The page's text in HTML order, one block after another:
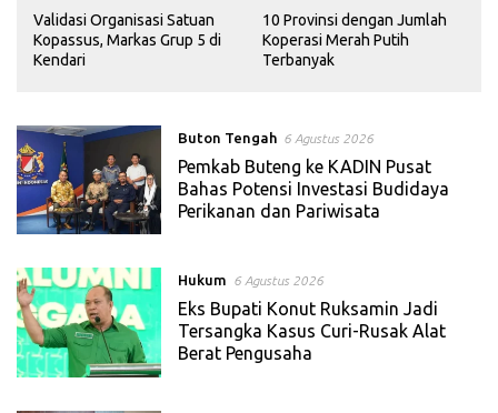
Validasi Organisasi Satuan
Kopassus, Markas Grup 5 di
Kendari
10 Provinsi dengan Jumlah
Koperasi Merah Putih
Terbanyak
Buton Tengah 6 Agustus 2026
Pemkab Buteng ke KADIN Pusat
Bahas Potensi Investasi Budidaya
Perikanan dan Pariwisata
Hukum 6 Agustus 2026
Eks Bupati Konut Ruksamin Jadi
Tersangka Kasus Curi-Rusak Alat
Berat Pengusaha